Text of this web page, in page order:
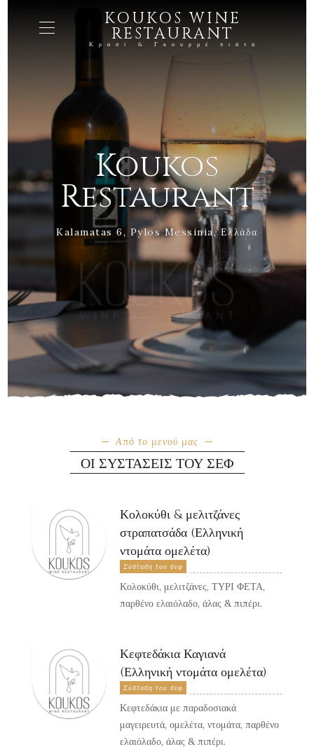
KOUKOS WINE
RESTAURANT
Κρασί & Γκουρμέ πιάτα
Koukos
Restaurant
Kalamatas 6, Pylos Messinia, Ελλάδα
Από το μενού μας
ΟΙ ΣΥΣΤΆΣΕΙΣ ΤΟΥ ΣΕΦ
Κολοκύθι & μελιτζάνες
στραπατσάδα (Ελληνική
ντομάτα ομελέτα)
Σύσταση του σεφ
Κολοκύθι, μελιτζάνες, ΤΥΡΙ ΦΕΤΑ,
παρθένο ελαιόλαδο, άλας & πιπέρι.
Κεφτεδάκια Καγιανά
(Ελληνική ντομάτα ομελέτα)
Σύσταση του σεφ
Κεφτεδάκια με παραδοσιακά
μαγειρευτά, ομελέτα, ντομάτα, παρθένο
ελαιόλαδο, άλας & πιπέρι.